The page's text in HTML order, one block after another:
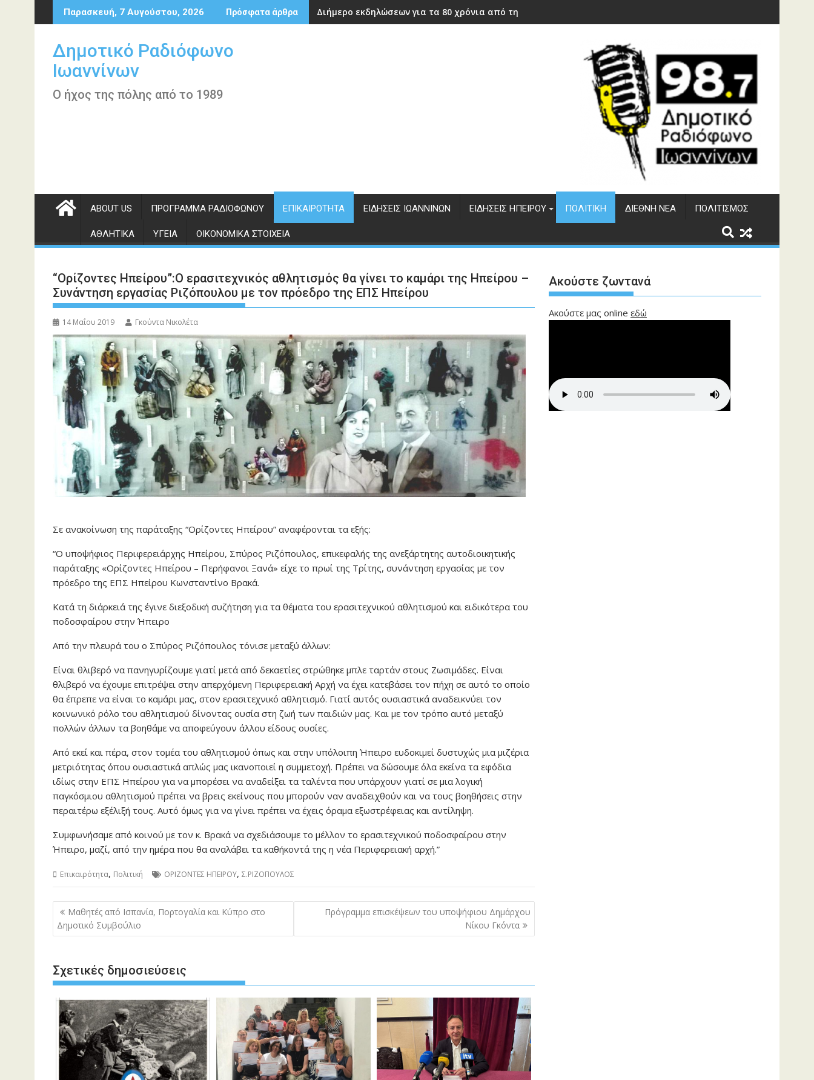
Περάστε
στο
Παρασκευή, 7 Αυγούστου, 2026 Πρόσφατα άρθρα Διήμερο εκδηλώσεων για τα 80 χρόνια από την ίδρυση του ΔΣΕ
Δημοτικό Ραδιόφωνο
Ιωαννίνων
Ο ήχος της πόλης από το 1989
ABOUT US ΠΡΌΓΡΑΜΜΑ ΡΑΔΙΟΦΏΝΟΥ ΕΠΙΚΑΙΡΌΤΗΤΑ ΕΙΔΉΣΕΙΣ ΙΩΑΝΝΊΝΩΝ ΕΙΔΉΣΕΙΣ ΗΠΕΊΡΟΥ ΠΟΛΙΤΙΚΉ ΔΙΕΘΝΉ ΝΈΑ ΠΟΛΙΤΙΣΜΌΣ
ΑΘΛΗΤΙΚΆ ΥΓΕΊΑ ΟΙΚΟΝΟΜΙΚΆ ΣΤΟΙΧΕΊΑ
“Ορίζοντες Ηπείρου”:Ο ερασιτεχνικός αθλητισμός θα γίνει το καμάρι της Ηπείρου –
Συνάντηση εργασίας Ριζόπουλου με τον πρόεδρο της ΕΠΣ Ηπείρου
14 Μαΐου 2019 Γκούντα Νικολέτα
Σε ανακοίνωση της παράταξης “Ορίζοντες Ηπείρου” αναφέρονται τα εξής:
“Ο υποψήφιος Περιφερειάρχης Ηπείρου, Σπύρος Ριζόπουλος, επικεφαλής της ανεξάρτητης αυτοδιοικητικής
παράταξης «Ορίζοντες Ηπείρου – Περήφανοι Ξανά» είχε το πρωί της Τρίτης, συνάντηση εργασίας με τον
πρόεδρο της ΕΠΣ Ηπείρου Κωνσταντίνο Βρακά.
Κατά τη διάρκειά της έγινε διεξοδική συζήτηση για τα θέματα του ερασιτεχνικού αθλητισμού και ειδικότερα του
ποδοσφαίρου στην Ήπειρο
Από την πλευρά του ο Σπύρος Ριζόπουλος τόνισε μεταξύ άλλων:
Είναι θλιβερό να πανηγυρίζουμε γιατί μετά από δεκαετίες στρώθηκε μπλε ταρτάν στους Ζωσιμάδες. Είναι
θλιβερό να έχουμε επιτρέψει στην απερχόμενη Περιφερειακή Αρχή να έχει κατεβάσει τον πήχη σε αυτό το οποίο
θα έπρεπε να είναι το καμάρι μας, στον ερασιτεχνικό αθλητισμό. Γιατί αυτός ουσιαστικά αναδεικνύει τον
κοινωνικό ρόλο του αθλητισμού δίνοντας ουσία στη ζωή των παιδιών μας. Και με τον τρόπο αυτό μεταξύ
πολλών άλλων τα βοηθάμε να αποφεύγουν άλλου είδους ουσίες.
Από εκεί και πέρα, στον τομέα του αθλητισμού όπως και στην υπόλοιπη Ήπειρο ευδοκιμεί δυστυχώς μια μιζέρια
μετριότητας όπου ουσιαστικά απλώς μας ικανοποιεί η συμμετοχή. Πρέπει να δώσουμε όλα εκείνα τα εφόδια
ιδίως στην ΕΠΣ Ηπείρου για να μπορέσει να αναδείξει τα ταλέντα που υπάρχουν γιατί σε μια λογική
παγκόσμιου αθλητισμού πρέπει να βρεις εκείνους που μπορούν ναν αναδειχθούν και να τους βοηθήσεις στην
περαιτέρω εξέλιξή τους. Αυτό όμως για να γίνει πρέπει να έχεις όραμα εξωστρέφειας και αντίληψη.
Συμφωνήσαμε από κοινού με τον κ. Βρακά να σχεδιάσουμε το μέλλον το ερασιτεχνικού ποδοσφαίρου στην
Ήπειρο, μαζί, από την ημέρα που θα αναλάβει τα καθήκοντά της η νέα Περιφερειακή αρχή.”
Επικαιρότητα, Πολιτική ΟΡΙΖΟΝΤΕΣ ΗΠΕΙΡΟΥ, Σ.ΡΙΖΟΠΟΥΛΟΣ
Πλοήγηση
άρθρων
Μαθητές από Ισπανία, Πορτογαλία και Κύπρο στο
Δημοτικό Συμβούλιο
Πρόγραμμα επισκέψεων του υποψήφιου Δημάρχου
Νίκου Γκόντα
Σχετικές δημοσιεύσεις
Ακούστε ζωντανά
Ακούστε μας online εδώ